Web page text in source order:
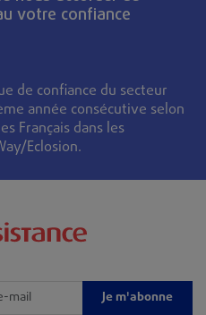
votre confiance
de confiance du secteur
année consécutive selon
Français dans les
Eclosion.
Je m'abonne